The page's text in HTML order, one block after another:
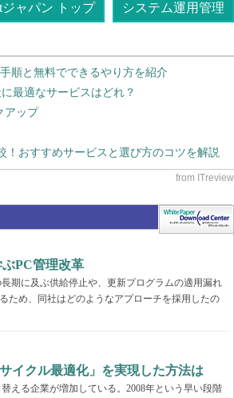
ジャパン トップ システム運用管理
順と無料でできるやり方を紹介
最適なサービスはどれ？
アップ
！おすすめサービスと選び方のコツを解説
PC管理改革
期に及ぶ供給停止や、更新プログラムの適用漏れ
ため、同社はどのようなアプローチを採用したの
イクル最適化」を実現した方法は
える企業が増加している。2008年という早い段階